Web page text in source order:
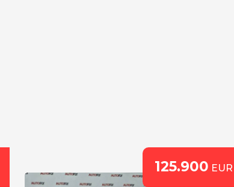
125.900 EUR